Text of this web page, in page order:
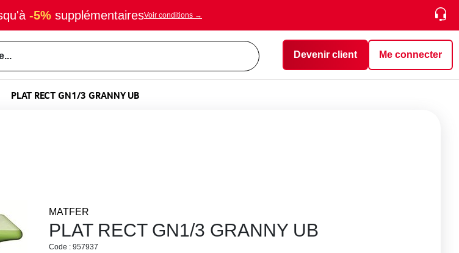
-5% supplémentairesVoir conditions →
Devenir client Me connecter
PLAT RECT GN1/3 GRANNY UB
MATFER
PLAT RECT GN1/3 GRANNY UB
Code : 957937